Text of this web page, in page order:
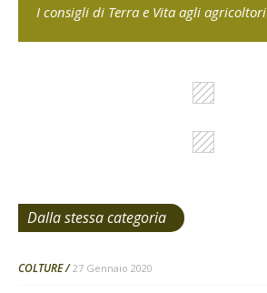
I consigli di Terra e Vita agli agricoltori
Dalla stessa categoria
COLTURE 27 Gennaio 2020